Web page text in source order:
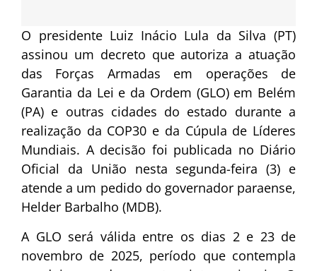
O presidente Luiz Inácio Lula da Silva (PT)
assinou um decreto que autoriza a atuação
das Forças Armadas em operações de
Garantia da Lei e da Ordem (GLO) em Belém
(PA) e outras cidades do estado durante a
realização da COP30 e da Cúpula de Líderes
Mundiais. A decisão foi publicada no Diário
Oficial da União nesta segunda-feira (3) e
atende a um pedido do governador paraense,
Helder Barbalho (MDB).
A GLO será válida entre os dias 2 e 23 de
novembro de 2025, período que contempla